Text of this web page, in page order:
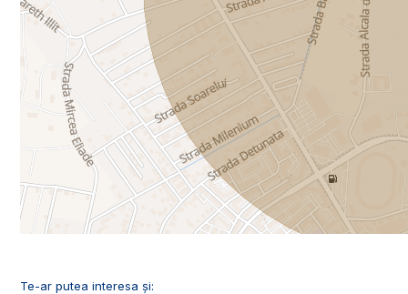
Te-ar putea interesa și: